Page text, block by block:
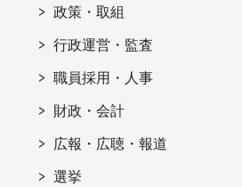
政策・取組
行政運営・監査
職員採用・人事
財政・会計
広報・広聴・報道
選挙